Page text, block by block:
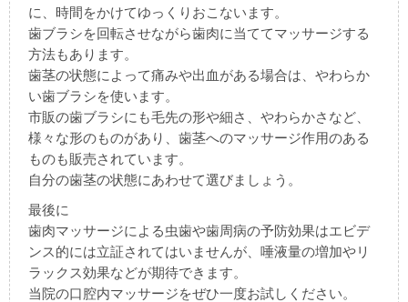
に、時間をかけてゆっくりおこないます。
歯ブラシを回転させながら歯肉に当ててマッサージする
方法もあります。
歯茎の状態によって痛みや出血がある場合は、やわらか
い歯ブラシを使います。
市販の歯ブラシにも毛先の形や細さ、やわらかさなど、
様々な形のものがあり、歯茎へのマッサージ作用のある
ものも販売されています。
自分の歯茎の状態にあわせて選びましょう。
最後に
歯肉マッサージによる虫歯や歯周病の予防効果はエビデ
ンス的には立証されてはいませんが、唾液量の増加やリ
ラックス効果などが期待できます。
当院の口腔内マッサージをぜひ一度お試しください。